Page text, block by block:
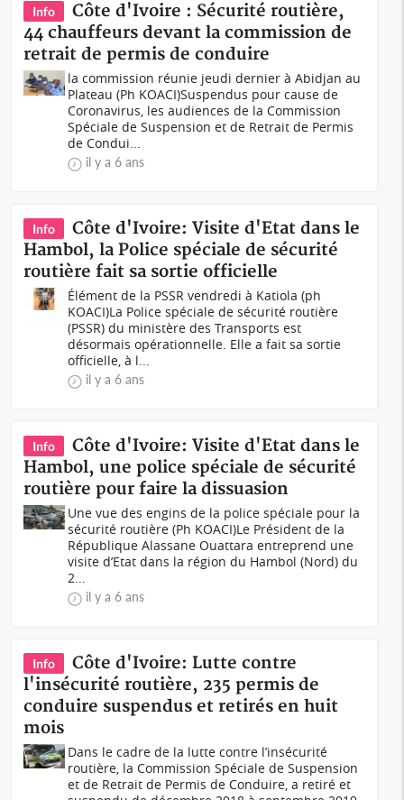
Info
Côte d'Ivoire : Sécurité routière,
44 chauffeurs devant la commission de
retrait de permis de conduire
la commission réunie jeudi dernier à Abidjan au
Plateau (Ph KOACI)Suspendus pour cause de
Coronavirus, les audiences de la Commission
Spéciale de Suspension et de Retrait de Permis
de Condui...
il y a 6 ans
Info
Côte d'Ivoire: Visite d'Etat dans le
Hambol, la Police spéciale de sécurité
routière fait sa sortie officielle
Élément de la PSSR vendredi à Katiola (ph
KOACI)La Police spéciale de sécurité routière
(PSSR) du ministère des Transports est
désormais opérationnelle. Elle a fait sa sortie
officielle, à l...
il y a 6 ans
Info
Côte d'Ivoire: Visite d'Etat dans le
Hambol, une police spéciale de sécurité
routière pour faire la dissuasion
Une vue des engins de la police spéciale pour la
sécurité routière (Ph KOACI)Le Président de la
République Alassane Ouattara entreprend une
visite d’Etat dans la région du Hambol (Nord) du
2...
il y a 6 ans
Info
Côte d'Ivoire: Lutte contre
l'insécurité routière, 235 permis de
conduire suspendus et retirés en huit
mois
Dans le cadre de la lutte contre l’insécurité
routière, la Commission Spéciale de Suspension
et de Retrait de Permis de Conduire, a retiré et